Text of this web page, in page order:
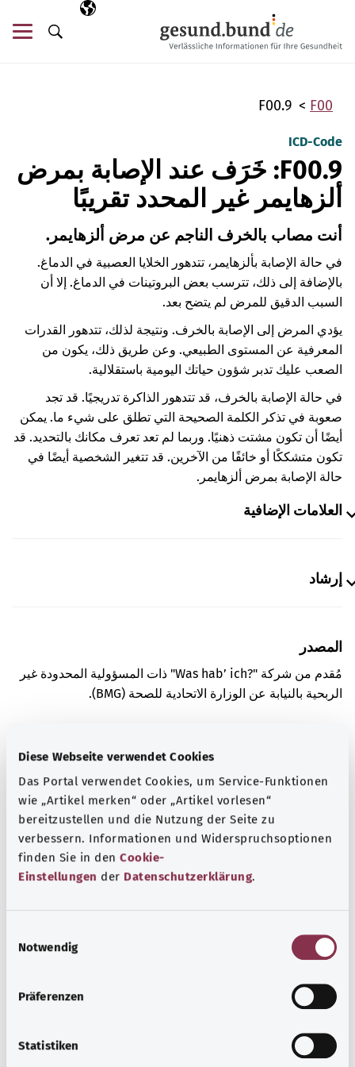
Diese Webseite verwendet Cookies
Das Portal verwendet Cookies, um Service-Funktionen
wie „Artikel merken“ oder „Artikel vorlesen“
bereitzustellen und die Nutzung der Seite zu
verbessern. Informationen und Widerspruchsoptionen
finden Sie in den Cookie-
Einstellungen der Datenschutzerklärung.
Notwendig
Präferenzen
Statistiken
اللغة المختارة
AR
البحث
F00
F00.9
ICD-Code
F00.9: خَرَف عند الإصابة بمرض
ألزهايمر غير المحدد تقريبًا
أنت مصاب بالخرف الناجم عن مرض ألزهايمر.
في حالة الإصابة بألزهايمر، تتدهور الخلايا العصبية في الدماغ.
بالإضافة إلى ذلك، تترسب بعض البروتينات في الدماغ. إلا أن
السبب الدقيق للمرض لم يتضح بعد.
يؤدي المرض إلى الإصابة بالخرف. ونتيجة لذلك، تتدهور القدرات
المعرفية عن المستوى الطبيعي. وعن طريق ذلك، يكون من
الصعب عليك تدبر شؤون حياتك اليومية باستقلالية.
في حالة الإصابة بالخرف، قد تتدهور الذاكرة تدريجيًا. قد تجد
صعوبة في تذكر الكلمة الصحيحة التي تطلق على شيء ما. يمكن
أيضًا أن تكون مشتت ذهنيًا. وربما لم تعد تعرف مكانك بالتحديد. قد
تكون متشككًا أو خائفًا من الآخرين. قد تتغير الشخصية أيضًا في
حالة الإصابة بمرض ألزهايمر.
العلامات الإضافية
إرشاد
المصدر
مُقدم من شركة "Was hab’ ich?‎" ذات المسؤولية المحدودة غير
الربحية بالنيابة عن الوزارة الاتحادية للصحة (BMG).
المزيد من المقالات
في حالة الإصابة بالخرف المرتبط بألزهايمر، تصبح الذاكرة